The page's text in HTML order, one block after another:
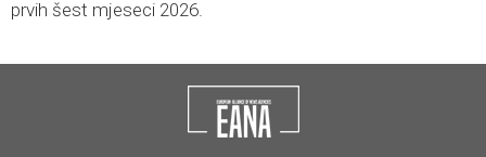
prvih šest mjeseci 2026.